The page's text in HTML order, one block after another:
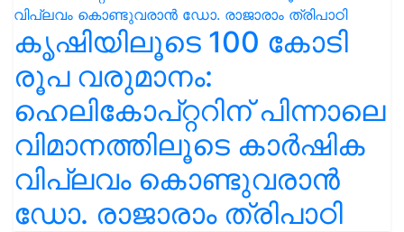
കൃഷിയിലൂടെ 100 കോടി
രൂപ വരുമാനം:
ഹെലികോപ്റ്ററിന് പിന്നാലെ
വിമാനത്തിലൂടെ കാർഷിക
വിപ്ലവം കൊണ്ടുവരാൻ
ഡോ. രാജാരാം ത്രിപാഠി